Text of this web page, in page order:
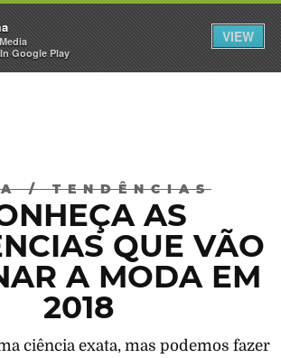
Google Play
VIEW
INICIAR SESSÃO
/ TENDÊNCIAS
AS
QUE VÃO
A MODA EM
2018
ciência exata, mas podemos fazer